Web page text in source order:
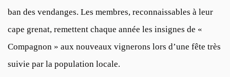
ban des vendanges. Les membres, reconnaissables à leur
cape grenat, remettent chaque année les insignes de «
Compagnon » aux nouveaux vignerons lors d’une fête très
suivie par la population locale.